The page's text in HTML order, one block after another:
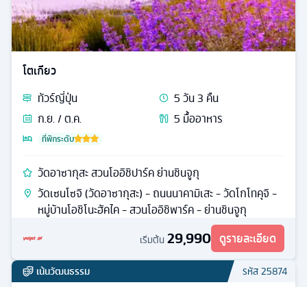
ทัวร์ญี่ปุ่น 5วัน3คืน
ก.ย. / ต.ค.
6มื้ออาหาร
ที่พักระดับ
ฮาโกเนะ โกเทมบะ เอ้าท์เล็ต พักฟูจิออนเซ็น ฟรีเดย์หนึ่งวัน
หุบเขาไข่ดำโอวาคุดานิ - ล่องเรือโจรสลัดทะเลสาบอาชิ - ฮา
โกเน่ - โกเท็มบะพรีเมี่ยมเอาท์เลต - ยามานาชิ - ย่านชินจูกุ
- วัดเซนโซจิ (วัดอาซากุสะ)
เริ่มต้น29,888
ทั่วไป รหัส23746